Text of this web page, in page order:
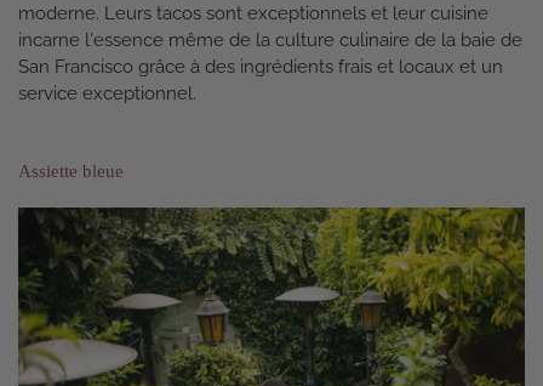
moderne. Leurs tacos sont exceptionnels et leur cuisine
incarne l'essence même de la culture culinaire de la baie de
San Francisco grâce à des ingrédients frais et locaux et un
service exceptionnel.
Assiette bleue